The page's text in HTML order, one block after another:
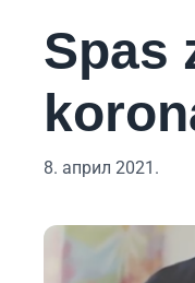
Spas
8. април 2021.